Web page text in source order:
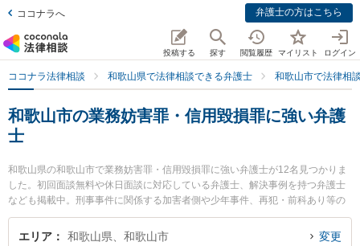
ココナラへ 弁護士の方はこちら
投稿する 探す 閲覧履歴 マイリスト ログイン
ココナラ法律相談 和歌山県で法律相談できる弁護士 和歌山市で法律相
和歌山市の業務妨害罪・信用毀損罪に強い弁護
士
和歌山県の和歌山市で業務妨害罪・信用毀損罪に強い弁護士が12名見つかりま
した。初回面談無料や休日面談に対応している弁護士、解決事例を持つ弁護士
なども掲載中。刑事事件に関係する加害者側や少年事件、再犯・前科あり等の
細かな分野での絞り込み検索もでき便利です。特にベリーベスト法律事務所 和
歌山オフィスの井上 彩華弁護士や廣谷法律事務所の廣谷 行敏弁護士、虎ノ門法
エリア 和歌山県、和歌山市 変更